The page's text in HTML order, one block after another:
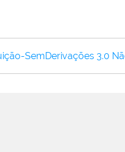
SemDerivações 3.0